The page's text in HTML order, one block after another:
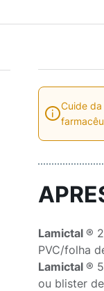
Cuide
Lamictal ®
PVC/folha
Lamictal ®
ou blister